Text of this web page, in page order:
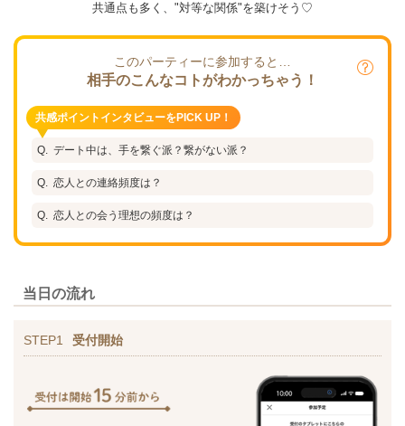
共通点も多く、"対等な関係"を築けそう♡
このパーティーに参加すると…
相手のこんなコトがわかっちゃう！
共感ポイントインタビューをPICK UP！
デート中は、手を繋ぐ派？繋がない派？
恋人との連絡頻度は？
恋人との会う理想の頻度は？
当日の流れ
STEP1 受付開始